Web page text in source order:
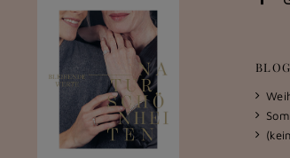
BLOG